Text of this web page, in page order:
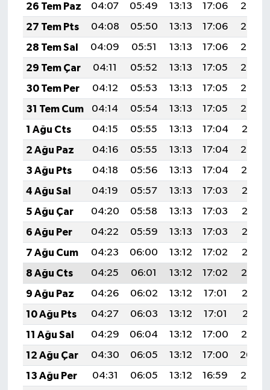
26 Tem Paz
04:07 05:49 13:13 17:06
20:27
27 Tem Pts
04:08 05:50 13:13 17:06
20:26
28 Tem Sal
04:09 05:51 13:13 17:06
20:25
29 Tem Çar
04:11 05:52 13:13 17:05
20:24
30 Tem Per
04:12 05:53 13:13 17:05
20:23
31 Tem Cum
04:14 05:54 13:13 17:05
20:22
1 Ağu Cts
04:15 05:55 13:13 17:04
20:21
2 Ağu Paz
04:16 05:55 13:13 17:04
20:20
3 Ağu Pts
04:18 05:56 13:13 17:04
20:19
4 Ağu Sal
04:19 05:57 13:13 17:03
20:18
5 Ağu Çar
04:20 05:58 13:13 17:03
20:17
6 Ağu Per
04:22 05:59 13:13 17:03
20:16
7 Ağu Cum
04:23 06:00 13:12 17:02
20:15
8 Ağu Cts
04:25 06:01 13:12 17:02
20:14
9 Ağu Paz
04:26 06:02 13:12 17:01
20:12
10 Ağu Pts
04:27 06:03 13:12 17:01
20:11
11 Ağu Sal
04:29 06:04 13:12 17:00
20:10
12 Ağu Çar
04:30 06:05 13:12 17:00
20:09
13 Ağu Per
04:31 06:05 13:12 16:59
20:08